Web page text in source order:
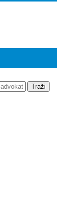
Traži